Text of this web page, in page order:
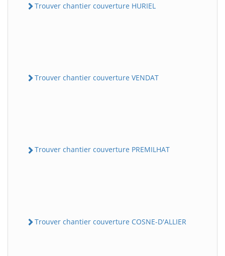
Trouver chantier couverture HURIEL
Trouver chantier couverture VENDAT
Trouver chantier couverture PREMILHAT
Trouver chantier couverture COSNE-D'ALLIER